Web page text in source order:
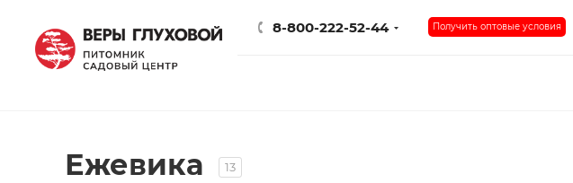
8-800-222-52-44 Получить оптовые условия
Ежевика 13